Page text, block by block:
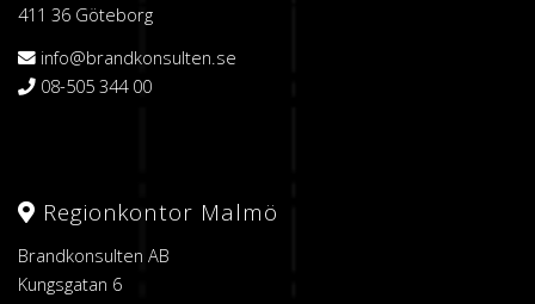
411 36 Göteborg
info@brandkonsulten.se
08-505 344 00
Regionkontor Malmö
Brandkonsulten AB
Kungsgatan 6